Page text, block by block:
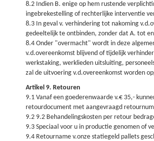
8.2 Indien B. enige op hem rustende
ingebrekestelling of rechterlijke interventie
8.3 In geval v. verhindering tot nakoming
gedeeltelijk te ontbinden, zonder dat A. tot
8.4 Onder "overmacht" wordt in deze
v.d.overeenkomst blijvend of tijdelijk
werkstaking, werklieden uitsluiting,
zal de uitvoering v.d.overeenkomst worden
Artikel 9. Retouren
9.1 Vanaf een goederenwaarde v.€ 35,-
retourdocument met aangevraagd
9.2 9.2 Behandelingskosten per retour
9.3 Speciaal voor u in productie genomen of
9.4 Retourname v.onze statiegeld pallets